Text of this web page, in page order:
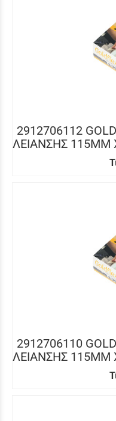
2912706112
ΛΕΙΑΝΣΗΣ 115MM
2912706110
ΛΕΙΑΝΣΗΣ 115MM